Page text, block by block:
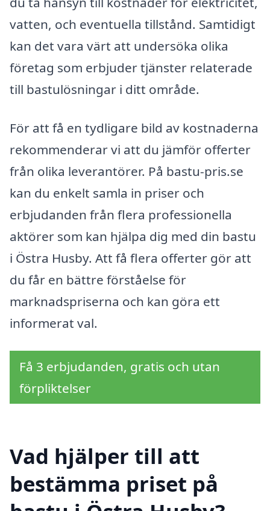
vatten, och eventuella tillstånd. Samtidigt
kan det vara värt att undersöka olika
företag som erbjuder tjänster relaterade
till bastulösningar i ditt område.
För att få en tydligare bild av kostnaderna
rekommenderar vi att du jämför offerter
från olika leverantörer. På bastu-pris.se
kan du enkelt samla in priser och
erbjudanden från flera professionella
aktörer som kan hjälpa dig med din bastu
i Östra Husby. Att få flera offerter gör att
du får en bättre förståelse för
marknadspriserna och kan göra ett
informerat val.
Få 3 erbjudanden, gratis och utan
förpliktelser
Vad hjälper till att
bestämma priset på